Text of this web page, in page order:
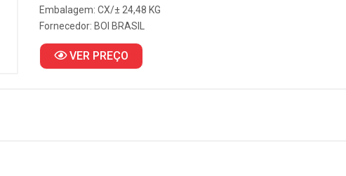
Embalagem: CX/± 24,48 KG
Fornecedor: BOI BRASIL
VER PREÇO